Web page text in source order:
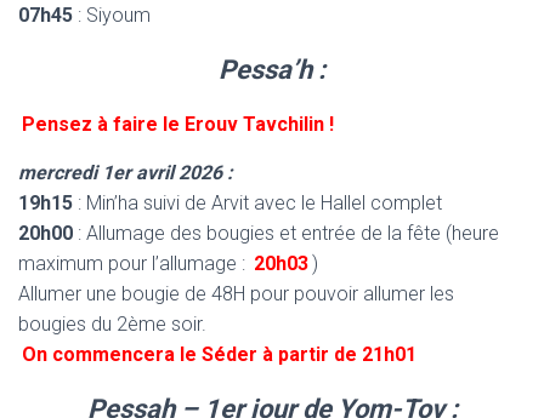
07h45 : Siyoum
Pessa’h :
Pensez à faire le Erouv Tavchilin !
mercredi 1er avril 2026 :
19h15 : Min’ha suivi de Arvit avec le Hallel complet
20h00 : Allumage des bougies et entrée de la fête (heure
maximum pour l’allumage : 20h03)
Allumer une bougie de 48H pour pouvoir allumer les
bougies du 2ème soir.
On commencera le Séder à partir de 21h01
Pessah – 1er jour de Yom-Tov :